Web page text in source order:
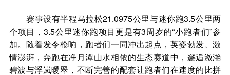
赛事设有半程马拉松21.0975公里与迷你跑3.5公里两
个项目，3.5公里迷你跑项目更是有3周岁的“小跑者们”参
加。随着发令枪响，跑者们一同冲出起点，英姿勃发、激
情澎湃，奔跑在净月潭山水相依的生态赛道中，邂逅潋滟
碧波与浮岚暖翠，不断完善的配套让跑者们在速度的比拼